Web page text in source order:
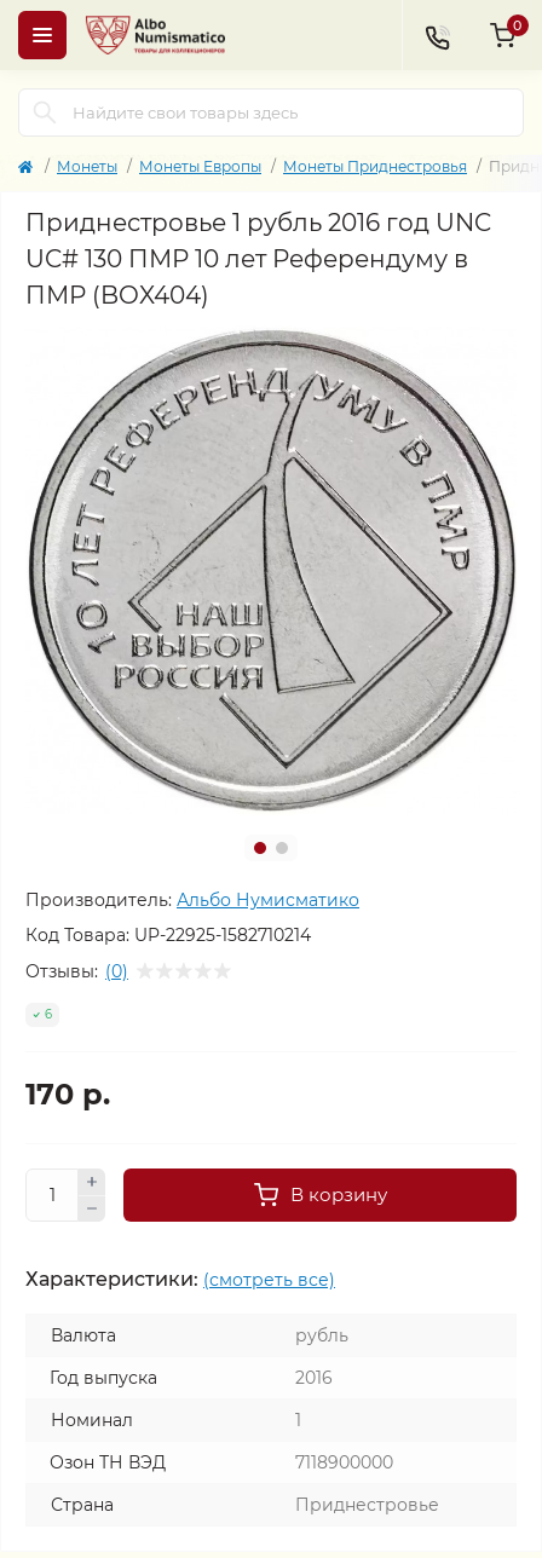
0
Монеты Монеты Европы Монеты Приднестровья
Приднестровье 1 рубль 2016 год UNC
UC# 130 ПМР 10 лет Референдуму в
ПМР (BOX404)
Производитель: Альбо Нумисматико
Код Товара: UP-22925-1582710214
Отзывы: (0)
6
170 р.
В корзину
Характеристики: (смотреть все)
Валюта
рубль
Год выпуска
2016
Номинал
1
Озон ТН ВЭД
7118900000
Страна
Приднестровье